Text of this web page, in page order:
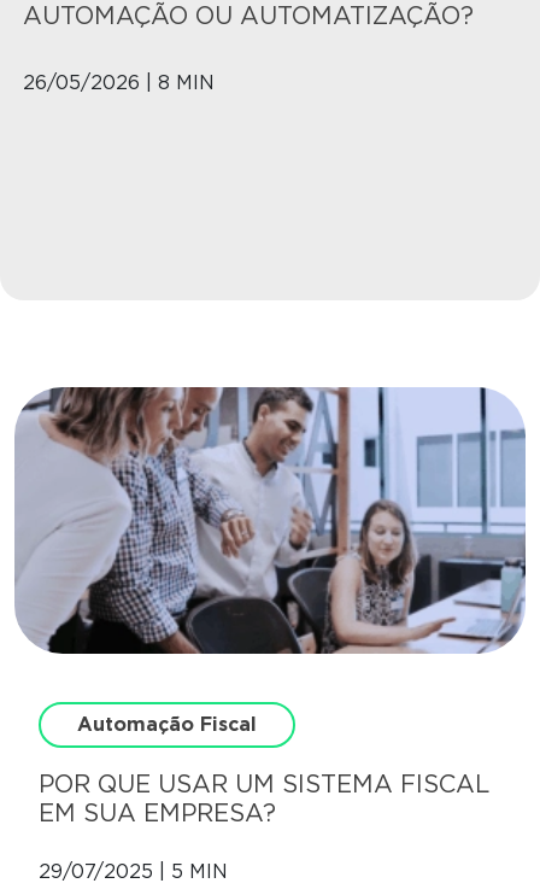
AUTOMAÇÃO OU AUTOMATIZAÇÃO?
26/05/2026 | 8 MIN
Automação Fiscal
POR QUE USAR UM SISTEMA FISCAL
EM SUA EMPRESA?
29/07/2025 | 5 MIN